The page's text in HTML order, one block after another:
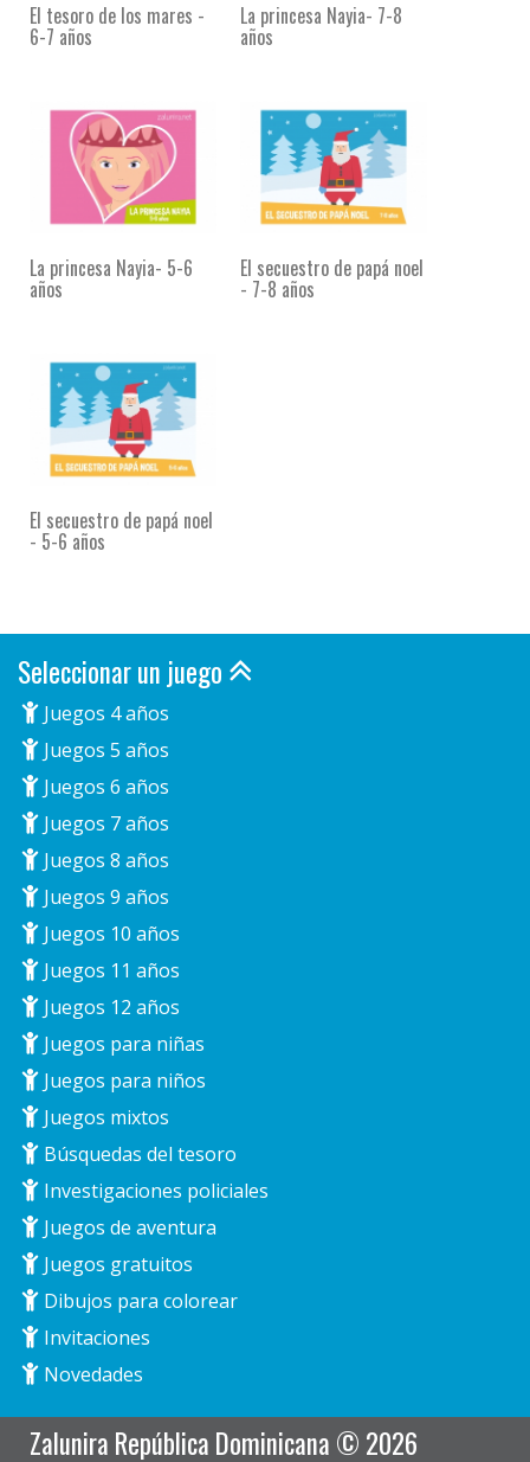
El tesoro de los mares -
6-7 años
La princesa Nayia- 7-8
años
La princesa Nayia- 5-6
años
El secuestro de papá noel
- 7-8 años
El secuestro de papá noel
- 5-6 años
Seleccionar un juego
Juegos 4 años
Juegos 5 años
Juegos 6 años
Juegos 7 años
Juegos 8 años
Juegos 9 años
Juegos 10 años
Juegos 11 años
Juegos 12 años
Juegos para niñas
Juegos para niños
Juegos mixtos
Búsquedas del tesoro
Investigaciones policiales
Juegos de aventura
Juegos gratuitos
Dibujos para colorear
Invitaciones
Novedades
Zalunira República Dominicana © 2026